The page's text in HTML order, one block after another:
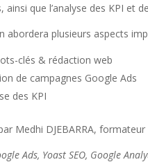
que l’analyse des KPI et
abordera plusieurs aspects
clés & rédaction web
de campagnes Google Ads
des KPI
Medhi DJEBARRA,
Ads, Yoast SEO, Google